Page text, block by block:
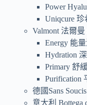
Power
Uniqcure
Valmont 法爾曼
Energy 能
Hydration
Primary 舒
Purification
德國Sans Soucis
意大利 Bottega